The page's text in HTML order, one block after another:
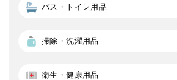
バス・トイレ用品
掃除・洗濯用品
衛生・健康用品